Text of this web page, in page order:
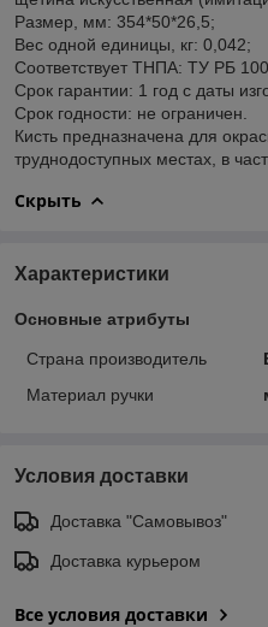
Размер, мм: 354*50*26,5;
Вес одной единицы, кг: 0,042;
Соответствует ТНПА: ТУ РБ
Срок гарантии: 1 год с даты
Срок годности: не ограничен.
Кисть предназначена для
труднодоступных местах, в
Скрыть
Характеристики
Основные атрибуты
Страна производитель
Материал ручки
Условия доставки
Доставка "Самовывоз"
Доставка курьером
Все условия доставки